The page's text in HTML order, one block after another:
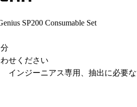
SP200 Consumable Set
せください
インジーニアス専用、抽出に必要